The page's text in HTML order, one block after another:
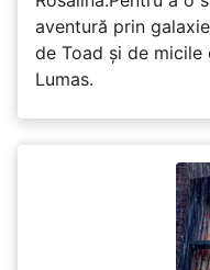
aventură prin
de Toad și de
Lumas.